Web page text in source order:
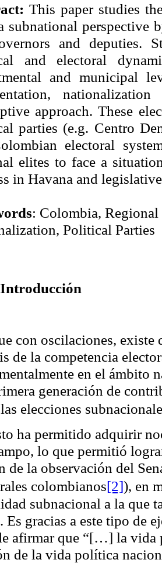
This paper studies
subnational perspective
and deputies.
and electoral
and municipal
approach. These
parties (e.g. Centro
electoral
elites to face a
in Havana and
: Colombia,
Political Parties
Introducción
con oscilaciones, existe
de la competencia
en el ámbito
generación de
elecciones
ha permitido adquirir
lo que permitió
de la observación del
colombianos[2]), en
subnacional a la que
Es gracias a este tipo de
afirmar que “[…] la
de la vida política